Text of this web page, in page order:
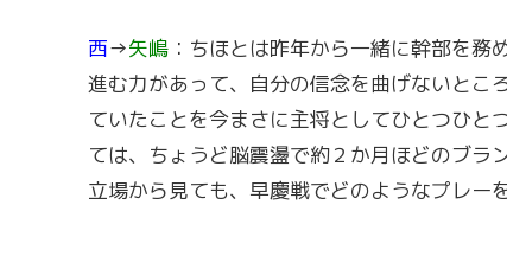
西→矢嶋 ：ちほとは昨年から一緒に幹部を
進む力があって、自分の信念を曲げないとこ
ていたことを今まさに主将としてひとつひと
ては、ちょうど脳震盪で約２か月ほどのブラ
立場から見ても、早慶戦でどのようなプレー